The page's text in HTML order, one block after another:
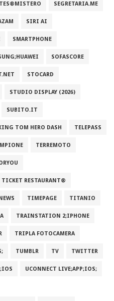
SEGRETARIA.ME
SIRI AI
SMARTPHONE
SOFASCORE
STOCARD
STUDIO DISPLAY (2026)
SUBITO.IT
TOM HERO DASH TELEPASS
TERREMOTO
TICKET RESTAURANT®
TIMEPAGE TITANIO
TRAINSTATION 2;IPHONE
TRIPLA FOTOCAMERA
TUMBLR TV TWITTER
UCONNECT LIVE;APP;IOS;